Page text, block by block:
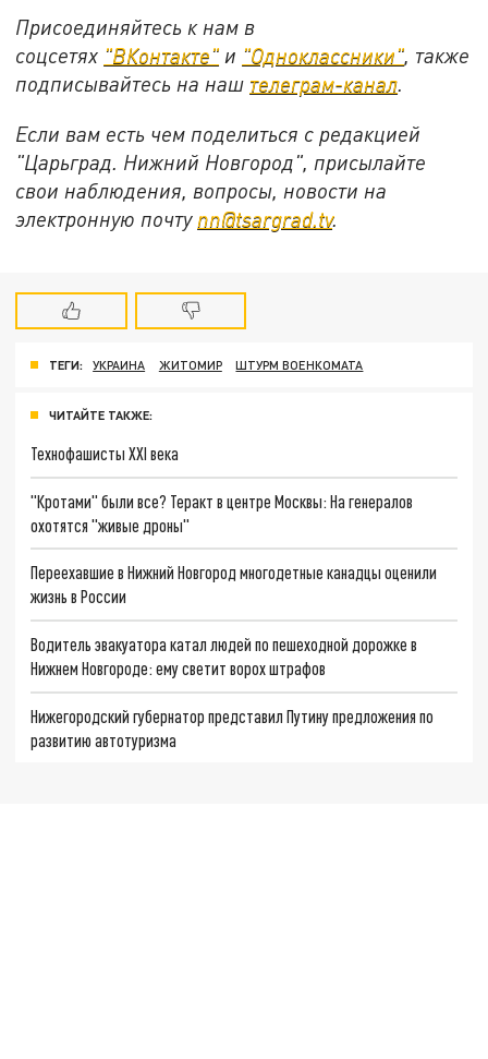
Присоединяйтесь к нам в
соцсетях "ВКонтакте" и "Одноклассники", также
подписывайтесь на наш телеграм-канал.
Если вам есть чем поделиться с редакцией
"Царьград. Нижний Новгород", присылайте
свои наблюдения, вопросы, новости на
электронную почту nn@tsargrad.tv.
ТЕГИ: УКРАИНА ЖИТОМИР ШТУРМ ВОЕНКОМАТА
ЧИТАЙТЕ ТАКЖЕ:
Технофашисты XXI века
"Кротами" были все? Теракт в центре Москвы: На генералов
охотятся "живые дроны"
Переехавшие в Нижний Новгород многодетные канадцы оценили
жизнь в России
Водитель эвакуатора катал людей по пешеходной дорожке в
Нижнем Новгороде: ему светит ворох штрафов
Нижегородский губернатор представил Путину предложения по
развитию автотуризма